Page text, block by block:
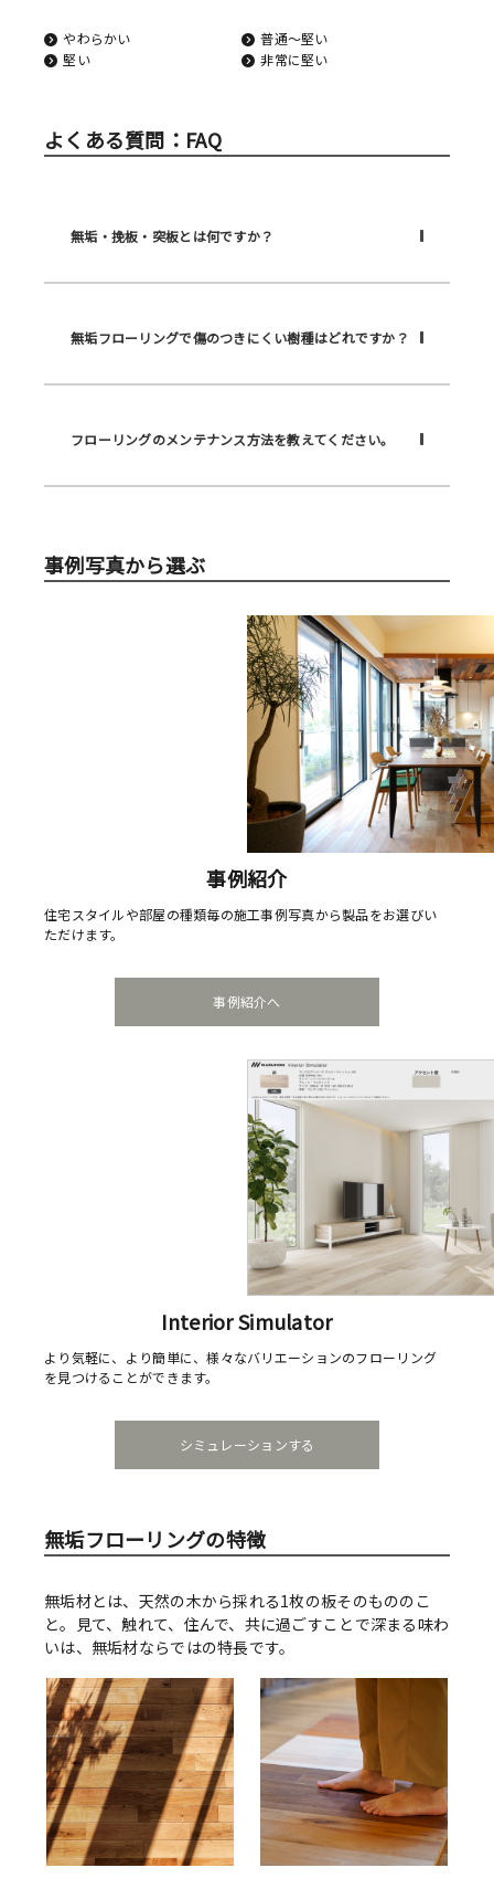
やわらかい
普通〜堅い
堅い
非常に堅い
よくある質問：FAQ
無垢・挽板・突板とは何ですか？
無垢フローリングで傷のつきにくい樹種はどれですか？
フローリングのメンテナンス方法を教えてください。
事例写真から選ぶ
事例紹介
住宅スタイルや部屋の種類毎の施工事例写真から製品をお選びい
ただけます。
事例紹介へ
Interior Simulator
より気軽に、より簡単に、様々なバリエーションのフローリング
を見つけることができます。
シミュレーションする
無垢フローリングの特徴
無垢材とは、天然の木から採れる1枚の板そのもののこ
と。見て、触れて、住んで、共に過ごすことで深まる味わ
いは、無垢材ならではの特長です。